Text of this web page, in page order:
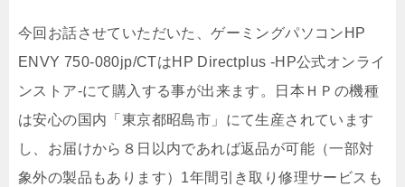
今回お話させていただいた、ゲーミングパソコンHP
ENVY 750-080jp/CTはHP Directplus -HP公式オンライ
ンストア-にて購入する事が出来ます。日本ＨＰの機種
は安心の国内「東京都昭島市」にて生産されています
し、お届けから８日以内であれば返品が可能（一部対
象外の製品もあります）1年間引き取り修理サービスも